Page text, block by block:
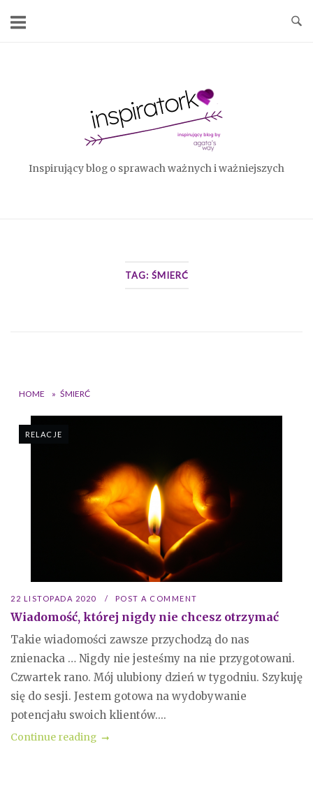
Inspirujący blog o sprawach ważnych i ważniejszych
TAG: ŚMIERĆ
HOME » ŚMIERĆ
RELACJE
22 LISTOPADA 2020 POST A COMMENT
Wiadomość, której nigdy nie chcesz otrzymać
Takie wiadomości zawsze przychodzą do nas
znienacka … Nigdy nie jesteśmy na nie przygotowani.
Czwartek rano. Mój ulubiony dzień w tygodniu. Szykuję
się do sesji. Jestem gotowa na wydobywanie
potencjału swoich klientów....
Continue reading